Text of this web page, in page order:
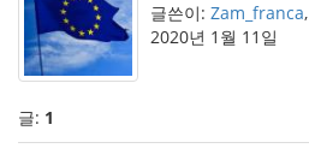
글쓴이: Zam_franca,
2020년 1월 11일
글: 1